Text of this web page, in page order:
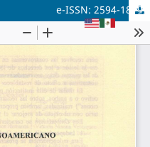
e-ISSN: 2594-1879